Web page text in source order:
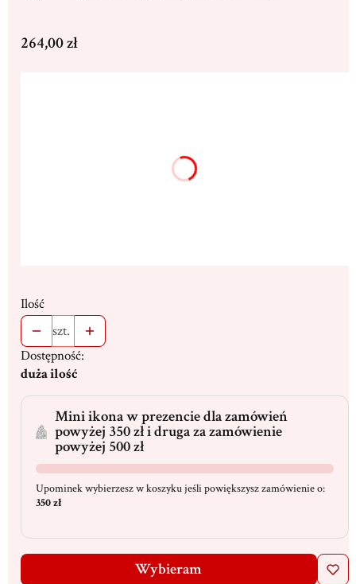
Cena
264,00 zł
(+16,00 zł)
Ilość
szt.
Dostępność:
duża ilość
Mini ikona w prezencie dla zamówień
powyżej 350 zł i druga za zamówienie
powyżej 500 zł
Upominek wybierzesz w koszyku jeśli powiększysz zamówienie o:
350 zł
Wybieram